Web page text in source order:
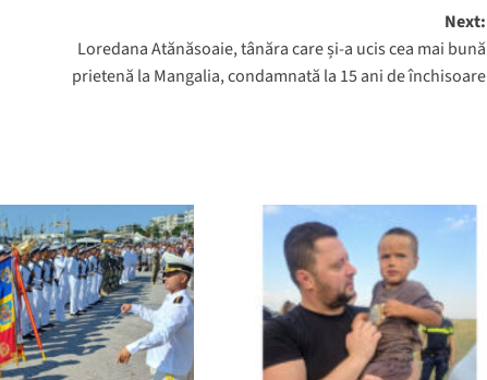
Next:
Loredana Atănăsoaie, tânăra care și-a ucis cea mai bună
prietenă la Mangalia, condamnată la 15 ani de închisoare